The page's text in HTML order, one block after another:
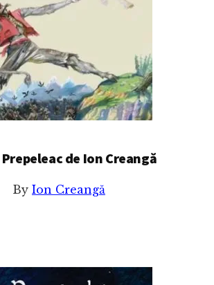
de Ion Creangă
By Ion Creangă